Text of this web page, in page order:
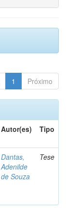
1 Próximo
Autor(es) Tipo
Dantas,
Adenilde
de Souza
Tese